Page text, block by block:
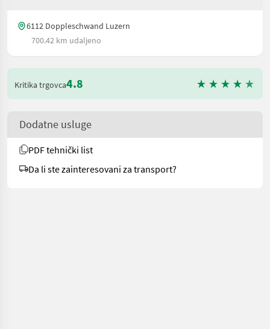
6112 Doppleschwand Luzern
700.42 km udaljeno
Kritika trgovca4.8
Dodatne usluge
PDF tehnički list
Da li ste zainteresovani za transport?